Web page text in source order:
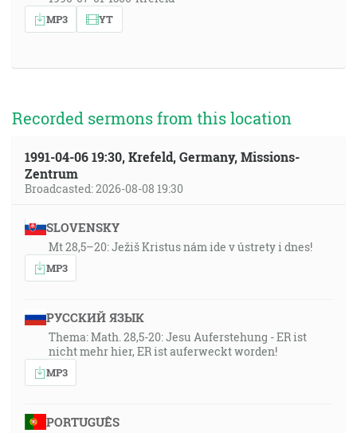
MP3 YT
Recorded sermons from this location
1991-04-06 19:30, Krefeld, Germany, Missions-
Zentrum
Broadcasted: 2026-08-08 19:30
SLOVENSKY
Mt 28,5–20: Ježiš Kristus nám ide v ústrety i dnes!
MP3
РУССКИЙ ЯЗЫК
Thema: Math. 28,5-20: Jesu Auferstehung - ER ist
nicht mehr hier, ER ist auferweckt worden!
MP3
PORTUGUÊS